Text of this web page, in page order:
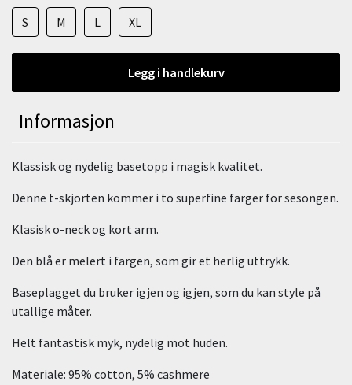
S M L XL
Legg i handlekurv
Informasjon
Klassisk og nydelig basetopp i magisk kvalitet.
Denne t-skjorten kommer i to superfine farger for sesongen.
Klasisk o-neck og kort arm.
Den blå er melert i fargen, som gir et herlig uttrykk.
Baseplagget du bruker igjen og igjen, som du kan style på
utallige måter.
Helt fantastisk myk, nydelig mot huden.
Materiale: 95% cotton, 5% cashmere